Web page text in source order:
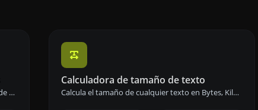
Crea y descarga tu propia firma personalizada de manera rápida y sencilla con nuestro generador de firmas.
Calculadora de tamaño de texto
Calcula el tamaño de cualquier texto en Bytes, Kilobytes o Megabytes de manera precisa y rápida.